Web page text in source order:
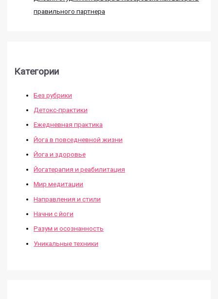
правильного партнера
Категории
Без рубрики
Детокс-практики
Ежедневная практика
Йога в повседневной жизни
Йога и здоровье
Йогатерапия и реабилитация
Мир медитации
Направления и стили
Начни с йоги
Разум и осознанность
Уникальные техники